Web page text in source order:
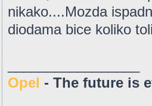
nikako....Mozda
diodama bice koliko
Opel - The future is